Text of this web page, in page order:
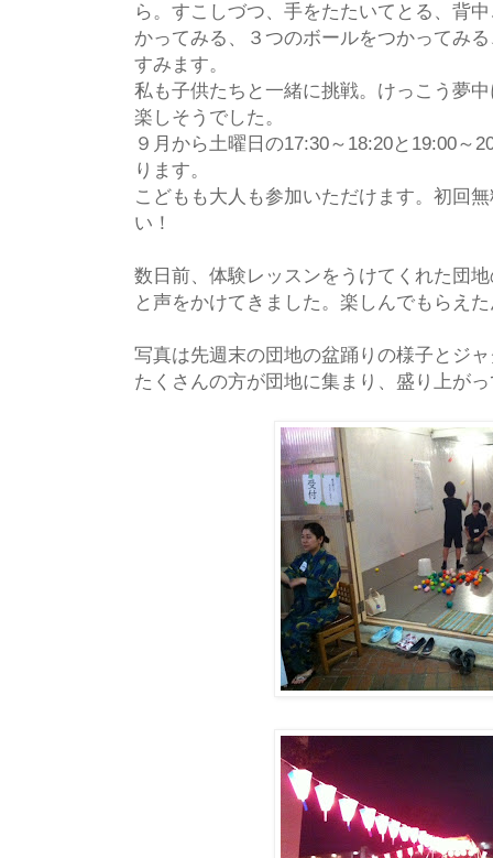
ら。すこしづつ、手をたたいてとる、背
かってみる、３つのボールをつかってみ
すみます。
私も子供たちと一緒に挑戦。けっこう夢
楽しそうでした。
９月から土曜日の17:30～18:20と19:00～
ります。
こどもも大人も参加いただけます。初回
い！
数日前、体験レッスンをうけてくれた団
と声をかけてきました。楽しんでもらえ
写真は先週末の団地の盆踊りの様子とジ
たくさんの方が団地に集まり、盛り上が